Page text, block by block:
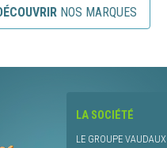
NOS MARQUES
LA SOCIÉTÉ
LE GROUPE VAUDAUX